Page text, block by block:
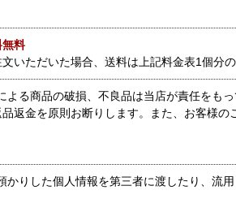
料
いただいた場合、送料は上記料金表1個分の
る商品の破損、不良品は当店が責任をもっ
返金を原則お断りします。また、お客様
かりした個人情報を第三者に渡したり、流